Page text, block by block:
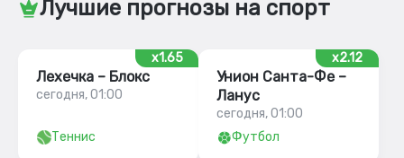
Лучшие прогнозы на спорт
x1.65
Лехечка – Блокс
сегодня, 01:00
Теннис
x2.12
Унион Санта-Фе –
Ланус
сегодня, 01:00
Футбол